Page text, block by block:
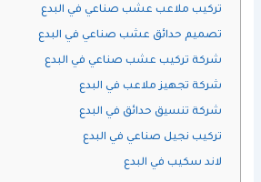
تركيب ملاعب عشب صناعي في البدع
تصميم حدائق عشب صناعي في البدع
شركة تركيب عشب صناعي في البدع
شركة تجهيز ملاعب في البدع
شركة تنسيق حدائق في البدع
تركيب نجيل صناعي في البدع
لاند سكيب في البدع